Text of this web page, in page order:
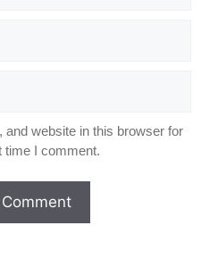
and website in this browser for
time I comment.